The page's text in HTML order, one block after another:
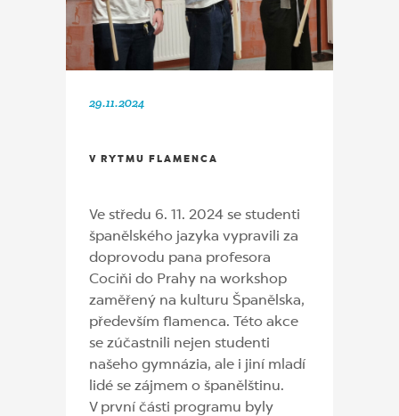
29.11.2024
V RYTMU FLAMENCA
Ve středu 6. 11. 2024 se studenti
španělského jazyka vypravili za
doprovodu pana profesora
Cociňi do Prahy na workshop
zaměřený na kulturu Španělska,
především flamenca. Této akce
se zúčastnili nejen studenti
našeho gymnázia, ale i jiní mladí
lidé se zájmem o španělštinu.
V první části programu byly